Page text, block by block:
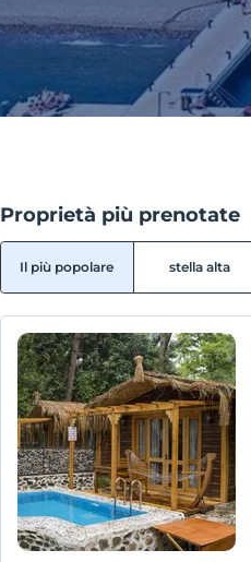
Proprietà più prenotate
Il più popolare stella alta